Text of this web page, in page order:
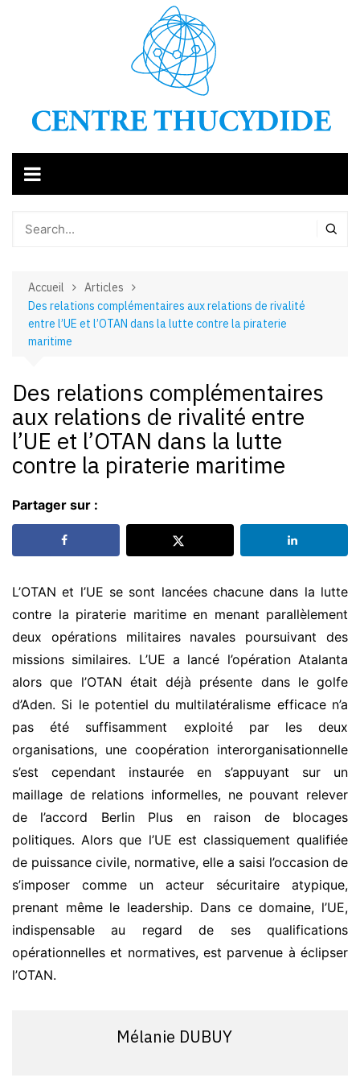
Accueil
Articles
Des relations complémentaires aux relations de rivalité
entre l’UE et l’OTAN dans la lutte contre la piraterie
maritime
Des relations complémentaires
aux relations de rivalité entre
l’UE et l’OTAN dans la lutte
contre la piraterie maritime
Partager sur :
L’OTAN et l’UE se sont lancées chacune dans la lutte
contre la piraterie maritime en menant parallèlement
deux opérations militaires navales poursuivant des
missions similaires. L’UE a lancé l’opération Atalanta
alors que l’OTAN était déjà présente dans le golfe
d’Aden. Si le potentiel du multilatéralisme efficace n’a
pas été suffisamment exploité par les deux
organisations, une coopération interorganisationnelle
s’est cependant instaurée en s’appuyant sur un
maillage de relations informelles, ne pouvant relever
de l’accord Berlin Plus en raison de blocages
politiques. Alors que l’UE est classiquement qualifiée
de puissance civile, normative, elle a saisi l’occasion de
s’imposer comme un acteur sécuritaire atypique,
prenant même le leadership. Dans ce domaine, l’UE,
indispensable au regard de ses qualifications
opérationnelles et normatives, est parvenue à éclipser
l’OTAN.
Mélanie DUBUY